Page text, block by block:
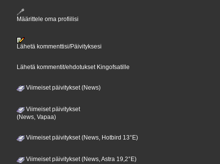
Määrittele oma profiilisi
Lähetä kommenttisi/Päivityksesi
Lähetä kommentit/ehdotukset Kingofsatille
Viimeiset päivitykset (News)
Viimeiset päivitykset
(News, Vapaa)
Viimeiset päivitykset (News, Hotbird 13°E)
Viimeiset päivitykset (News, Astra 19,2°E)